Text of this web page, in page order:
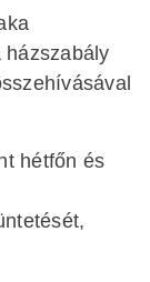
házszabály
hétfőn és